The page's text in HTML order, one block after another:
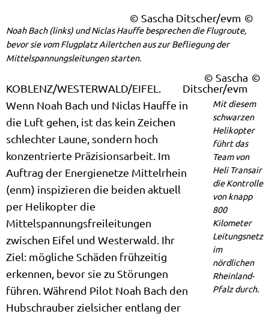
© Sascha Ditscher/evm
Noah Bach (links) und Niclas Hauffe besprechen die Flugroute,
bevor sie vom Flugplatz Ailertchen aus zur Befliegung der
Mittelspannungsleitungen starten.
© Sascha
Ditscher/evm
Mit diesem
schwarzen
Helikopter
führt das
Team von
Heli Transair
die Kontrolle
von knapp
800
Kilometer
Leitungsnetz
im
nördlichen
Rheinland-
Pfalz durch.
KOBLENZ/WESTERWALD/EIFEL.
Wenn Noah Bach und Niclas Hauffe in
die Luft gehen, ist das kein Zeichen
schlechter Laune, sondern hoch
konzentrierte Präzisionsarbeit. Im
Auftrag der Energienetze Mittelrhein
(enm) inspizieren die beiden aktuell
per Helikopter die
Mittelspannungsfreileitungen
zwischen Eifel und Westerwald. Ihr
Ziel: mögliche Schäden frühzeitig
erkennen, bevor sie zu Störungen
führen. Während Pilot Noah Bach den
Hubschrauber zielsicher entlang der